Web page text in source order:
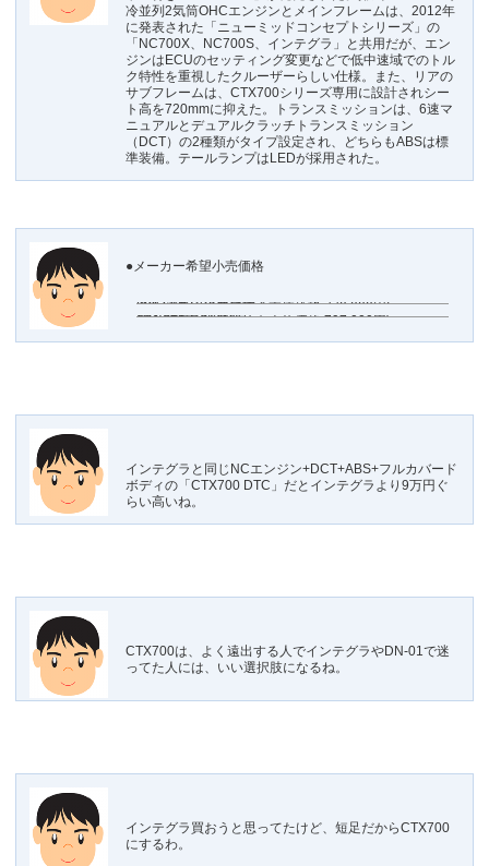
冷並列2気筒OHCエンジンとメインフレームは、2012年
に発表された「ニューミッドコンセプトシリーズ」の
「NC700X、NC700S、インテグラ」と共用だが、エン
ジンはECUのセッティング変更などで低中速域でのトル
ク特性を重視したクルーザーらしい仕様。また、リアの
サブフレームは、CTX700シリーズ専用に設計されシー
ト高を720mmに抑えた。トランスミッションは、6速マ
ニュアルとデュアルクラッチトランスミッション
（DCT）の2種類がタイプ設定され、どちらもABSは標
準装備。テールランプはLEDが採用された。
●メーカー希望小売価格
2012年4月24日発売
インテグラ
808,500円(消費税抜き本体価格 770,000円)
2013年8月6日発売
CTX700
836,850円(消費税抜き本体価格 797,000円)
インテグラと同じNCエンジン+DCT+ABS+フルカバード
ボディの「CTX700 DTC」だとインテグラより9万円ぐ
らい高いね。
CTX700は、よく遠出する人でインテグラやDN-01で迷
ってた人には、いい選択肢になるね。
インテグラ買おうと思ってたけど、短足だからCTX700
にするわ。